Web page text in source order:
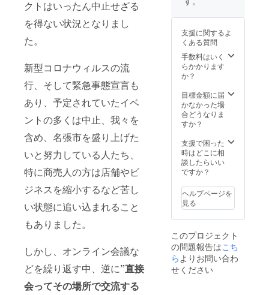
クトはいったん中止せざる
を得ない状況となりまし
た。
新型コロナウィルスの流
行、そして緊急事態宣言も
あり、予定されていたイベ
ントの多くは中止、 我々を
含め、名張市を盛り上げた
いと努力している人たち、
特に商売人の方は店舗やビ
ジネスを縮小するなど苦し
い状態に追い込まれること
もありました。
しかし、オンライン会議な
どを繰り返す中、逆に”直接
会ってその場所で交流する
ただく
ござい
ます。
※ご利用
いただ
く個室
込み後
の見学
等で空
いてい
をお選
びいた
だきま
す。 ※
開始可
能：
2021年
8月以降
み月よ
り1年間
※日割
り、指
定月の
体的な
容をご
記載く
ださ
い。 ※
職種や
的に
よって
はお断
りさせ
だくこ
とがご
ざいま
す。 ※
いただ
く個室
はご指
定でき
ん。 ※
ご利用
開始可
能：
2021年
支援に関するよ
くある質問
手数料はいく
らかかります
か？
目標金額に届
かなかった場
合どうなりま
すか？
支援で困った
時はどこに相
談したらいい
ですか？
ヘルプページを
見る
このプロジェクト
の問題報告はこち
らよりお問い合わ
せください